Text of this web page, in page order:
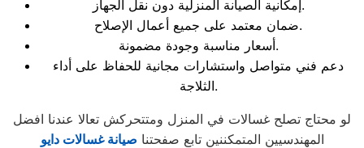
إمكانية الصيانة المنزلية دون نقل الجهاز.
ضمان معتمد على جميع أعمال الإصلاح.
أسعار مناسبة وجودة مضمونة.
دعم فني متواصل واستشارات مجانية للحفاظ على أداء
الثلاجة.
لو محتاج تصلح غسالات في المنزل ومتتحركش تعالا عندنا افضل
المهندسيين المتمكننين تابع صفحتنا صيانة غسالات دايو